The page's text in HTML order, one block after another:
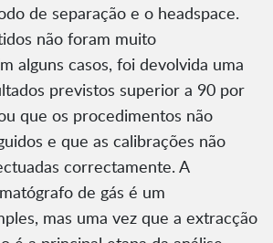
de separação e o headspace.
não foram muito
alguns casos, foi devolvida uma
previstos superior a 90 por
que os procedimentos não
e que as calibrações não
correctamente. A
de gás é um
mas uma vez que a extracção